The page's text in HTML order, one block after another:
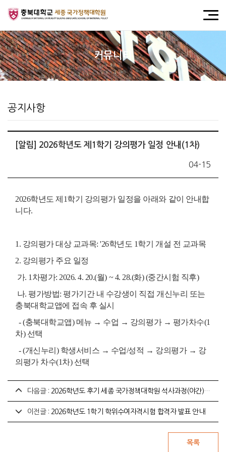
커뮤니티
공지사항
[알림] 2026학년도 제1학기 강의평가 일정 안내(1차)
04-15
2026학년도 제1학기 강의평가 일정을 아래와 같이 안내합
니다.
1. 강의평가 대상 교과목: '26학년도 1학기 개설 전 교과목
2. 강의평가 주요 일정
가. 1차평가: 2026. 4. 20.(월) ~ 4. 28.(화) (중간시험 직후)
나. 평가방법: 평가기간 내 수강생이 직접 개신누리 또는
충북대학교앱에 접속 후 실시
- (충북대학교앱) 메뉴 → 수업 → 강의평가 → 평가차수(1
차) 선택
- (개신누리) 학생서비스 → 수업/성적 → 강의평가 → 강
의평가 차수(1차) 선택
다음글 : 2026학년도 후기 세종 국가정책대학원 석사과정(야간) 신입생 모집 안내
이전글 : 2026학년도 1학기 학위수여자격시험 합격자 발표 안내